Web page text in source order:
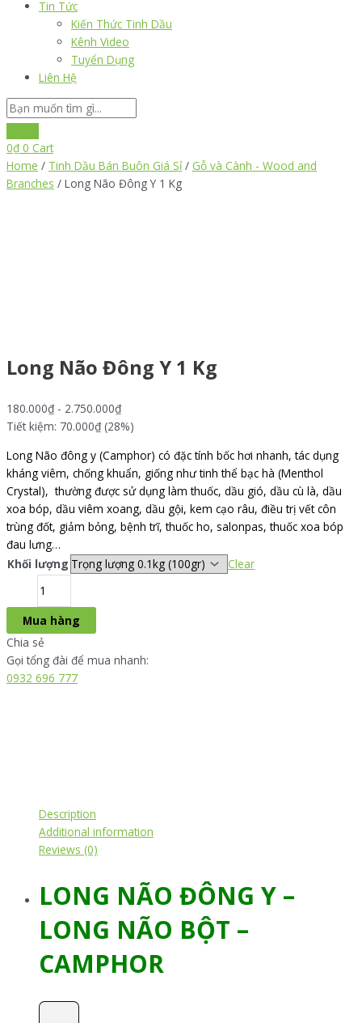
Tin Tức
Kiến Thức Tinh Dầu
Kênh Video
Tuyển Dụng
Liên Hệ
0₫ 0 Cart
Home / Tinh Dầu Bán Buôn Giá Sỉ / Gỗ và Cành - Wood and
Branches / Long Não Đông Y 1 Kg
Long Não Đông Y 1 Kg
180.000₫- 2.750.000₫
Tiết kiệm: 70.000₫ (28%)
Long Não đông y (Camphor) có đặc tính bốc hơi nhanh, tác dụng
kháng viêm, chống khuẩn, giống như tinh thể bạc hà (Menthol
Crystal), thường được sử dụng làm thuốc, dầu gió, dầu cù là, dầu
xoa bóp, dầu viêm xoang, dầu gội, kem cạo râu, điều trị vết côn
trùng đốt, giảm bỏng, bệnh trĩ, thuốc ho, salonpas, thuốc xoa bóp
đau lưng…
Khối lượng
Clear
Mua hàng
Chia sẻ
Gọi tổng đài để mua nhanh:
0932 696 777
Description
Additional information
Reviews (0)
LONG NÃO ĐÔNG Y –
LONG NÃO BỘT –
CAMPHOR